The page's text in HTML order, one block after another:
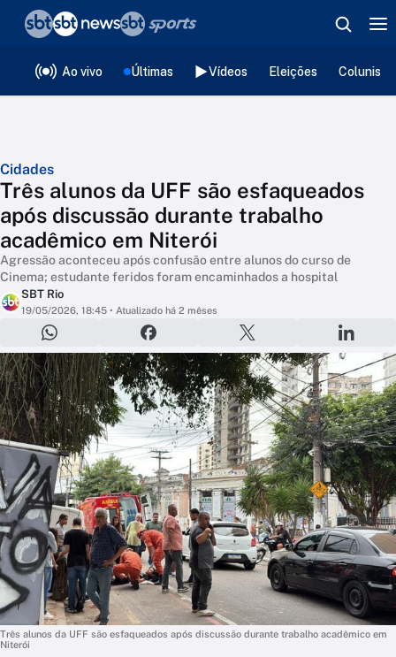
Ao vivo Últimas Vídeos Eleições
Cidades
Três alunos da UFF são esfaqueados
após discussão durante trabalho
acadêmico em Niterói
Agressão aconteceu após confusão entre alunos do curso de
Cinema; estudante feridos foram encaminhados a hospital
SBT Rio
19/05/2026, 18:45 • Atualizado há 2 mêses
Três alunos da UFF são esfaqueados após discussão durante trabalho acadêmico em
Niterói
❮voltar
Editorias